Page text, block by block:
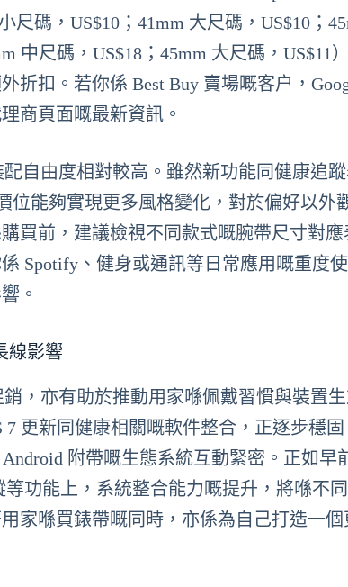
尺碼，US$10；41mm 大尺碼，US$10；
中尺碼，US$18；45mm 大尺碼，US$11
折扣。若你係 Best Buy 賣場嘅客户，
商頁面嘅最新資訊。
自由度相對較高。雖然新功能同健康追
位能夠實現更多風格變化，對於偏好以外
買前，建議檢視不同款式嘅腕帶尺寸對應
Spotify、健身或通訊等日常應用嘅重度使
。
線影響
，亦有助於推動用家喺佩戴習慣與裝置
更新同健康相關嘅軟件整合，正逐步穩固
附帶嘅生態系統互動緊密。正如早
功能上，系統整合能力嘅提升，將喺不
家喺買錶帶嘅同時，亦係為自己打造一